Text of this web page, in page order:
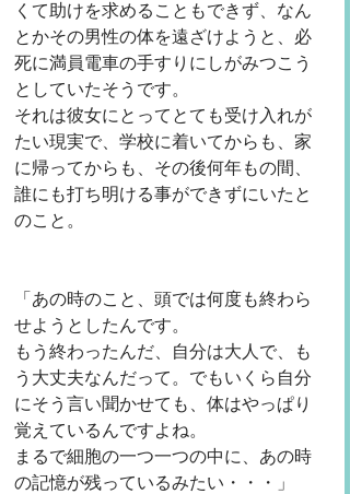
くて助けを求めることもできず、なん
とかその男性の体を遠ざけようと、必
死に満員電車の手すりにしがみつこう
としていたそうです。
それは彼女にとってとても受け入れが
たい現実で、学校に着いてからも、家
に帰ってからも、その後何年もの間、
誰にも打ち明ける事ができずにいたと
のこと。
「あの時のこと、頭では何度も終わら
せようとしたんです。
もう終わったんだ、自分は大人で、も
う大丈夫なんだって。でもいくら自分
にそう言い聞かせても、体はやっぱり
覚えているんですよね。
まるで細胞の一つ一つの中に、あの時
の記憶が残っているみたい・・・」